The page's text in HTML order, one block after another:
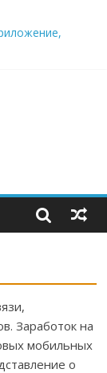
и
вода с
трендом
Заработок на
мобильных
о